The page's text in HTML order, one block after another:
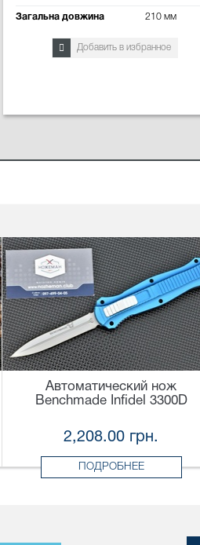
Загальна довжина 210 мм
Добавить в избранное
Автоматический нож
Benchmade Infidel 3300D
2,208.00 грн.
ПОДРОБНЕЕ